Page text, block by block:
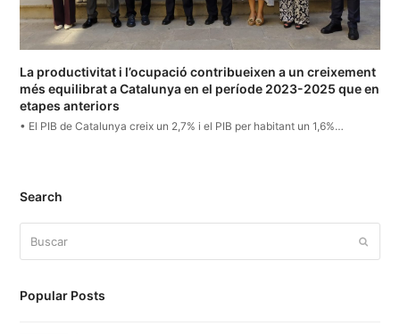
La productivitat i l’ocupació contribueixen a un creixement
més equilibrat a Catalunya en el període 2023-2025 que en
etapes anteriors
• El PIB de Catalunya creix un 2,7% i el PIB per habitant un 1,6%…
Search
Popular Posts